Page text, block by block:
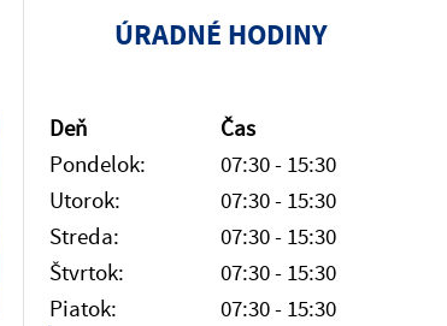
ÚRADNÉ HODINY
Deň
Čas
Pondelok:
07:30 - 15:30
Utorok:
07:30 - 15:30
Streda:
07:30 - 15:30
Štvrtok:
07:30 - 15:30
Piatok:
07:30 - 15:30